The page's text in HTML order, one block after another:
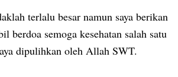
terlalu besar namun saya berikan
berdoa semoga kesehatan salah satu
dipulihkan oleh Allah SWT.